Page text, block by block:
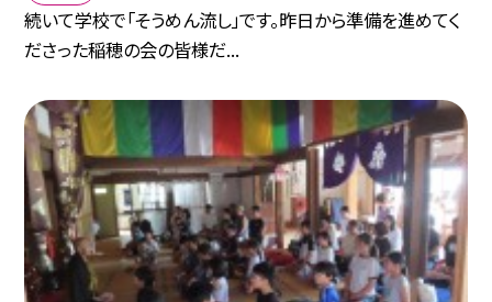
続いて学校で「そうめん流し」です。昨日から準備を進めてく
ださった稲穂の会の皆様だ...